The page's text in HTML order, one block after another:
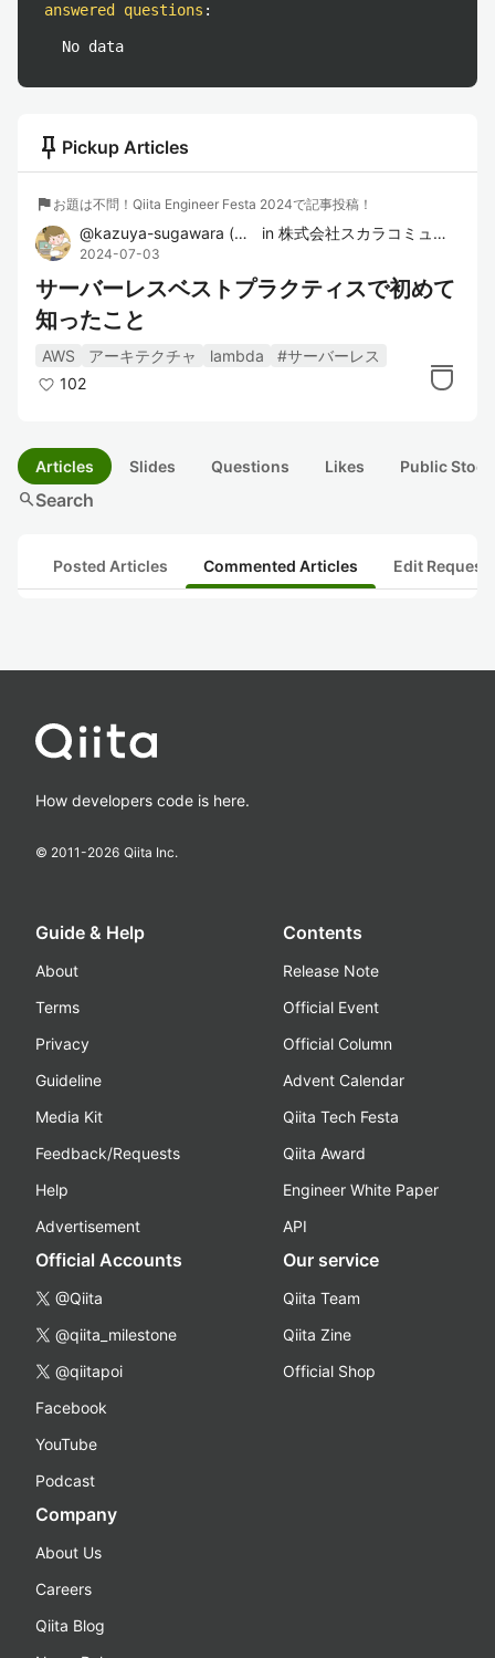
answered questions :
No data
push_pin Pickup Articles
flag お題は不問！Qiita Engineer Festa 2024で記事投稿！
@kazuya-sugawara (菅原 和也)
in 株式会社スカラコミュニケーションズ アライアンス開発部
2024-07-03
サーバーレスベストプラクティスで初めて
知ったこと
AWS アーキテクチャ lambda
#サーバーレス
102
Articles Slides Questions Likes Public
searchSearch
Posted Articles Commented Articles Edit
How developers code is here.
© 2011-2026 Qiita Inc.
Guide & Help
About
Terms
Privacy
Guideline
Media Kit
Feedback/Requests
Help
Advertisement
Contents
Release Note
Official Event
Official Column
Advent Calendar
Qiita Tech Festa
Qiita Award
Engineer White Paper
API
Official Accounts
@Qiita
@qiita_milestone
@qiitapoi
Facebook
YouTube
Podcast
Our service
Qiita Team
Qiita Zine
Official Shop
Company
About Us
Careers
Qiita Blog